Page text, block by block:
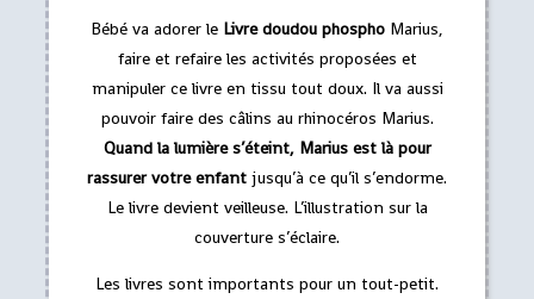
Bébé va adorer le Livre doudou phospho Marius,
faire et refaire les activités proposées et
manipuler ce livre en tissu tout doux. Il va aussi
pouvoir faire des câlins au rhinocéros Marius.
Quand la lumière s’éteint, Marius est là pour
rassurer votre enfant jusqu’à ce qu’il s’endorme.
Le livre devient veilleuse. L’illustration sur la
couverture s’éclaire.
Les livres sont importants pour un tout-petit.